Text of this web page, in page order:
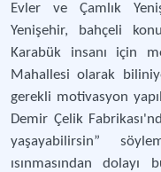
Evler ve Çamlık
Yenişehir, bahçeli
Karabük insanı için
Mahallesi olarak
gerekli motivasyon
Demir Çelik
yaşayabilirsin”
ısınmasından